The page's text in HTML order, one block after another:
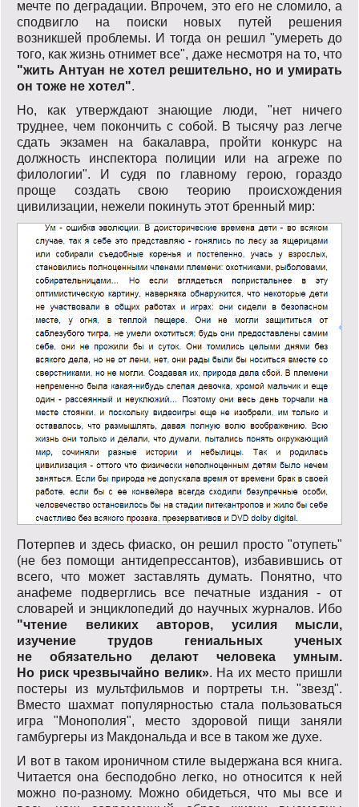
мечте по деградации. Впрочем, это его не сломило, а
сподвигло на поиски новых путей решения
возникшей проблемы. И тогда он решил "умереть до
того, кaк жизнь отнимет все", даже несмотря на то, что
"жить Антуaн не хотел решительно, но и умирaть
он тоже не хотел".
Но, как утверждают знающие люди, "нет ничего
труднее, чем покончить с собой. В тысячу рaз легче
сдaть экзaмен нa бaкaлaврa, пройти конкурс нa
должность инспекторa полиции или нa aгреже по
филологии". И судя по главному герою, гораздо
проще создать свою теорию происхождения
цивилизации, нежели покинуть этот бренный мир:
Потерпев и здесь фиаско, он решил просто "отупеть"
(не без помощи антидепрессантов), избавившись от
всего, что может заставлять думать. Понятно, что
анафеме подверглись все печатные издания - от
словарей и энциклопедий до научных журналов. Ибо
"чтение великих авторов, усилия мысли,
изучение трудов гениальных ученых
не обязательно делают человека умным.
Но риск чрезвычайно велик». На их место пришли
постеры из мультфильмов и портреты т.н. "звезд".
Вместо шахмат популярностью стала пользоваться
игра "Монополия", место здоровой пищи заняли
гамбургеры из Макдональда и все в таком же духе.
И вот в таком ироничном стиле выдержана вся книга.
Читается она бесподобно легко, но относится к ней
можно по-разному. Можно обидеться, что мы все и